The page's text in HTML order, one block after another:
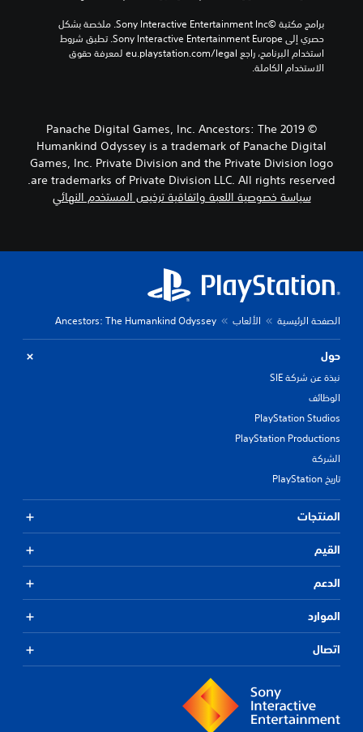
الاستخدام الكاملة.
© 2019 Panache Digital Games, Inc. Ancestors: The
Humankind Odyssey is a trademark of Panache Digital
Games, Inc. Private Division and the Private Division logo
are trademarks of Private Division LLC. All rights reserved.
سياسة خصوصية اللعبة واتفاقية ترخيص المستخدم النهائي
الصفحة الرئيسية الألعاب Ancestors: The Humankind Odyssey
حول
نبذة عن شركة SIE
الوظائف
PlayStation Studios
PlayStation Productions
الشركة
تاريخ PlayStation
المنتجات
القيم
الدعم
الموارد
اتصال